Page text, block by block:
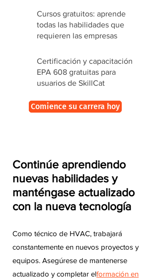
Cursos gratuitos: aprende
todas las habilidades que
requieren las empresas
Certificación y capacitación
EPA 608 gratuitas para
usuarios de SkillCat
Comience su carrera hoy
Continúe aprendiendo
nuevas habilidades y
manténgase actualizado
con la nueva tecnología
Como técnico de HVAC, trabajará
constantemente en nuevos proyectos y
equipos. Asegúrese de mantenerse
actualizado y completar elformación en